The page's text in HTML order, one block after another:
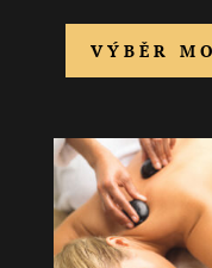
VÝBĚR